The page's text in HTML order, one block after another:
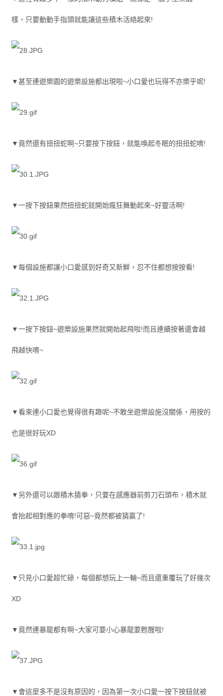
樣，只要動動手指頭就能讓這些積木活絡起來!
▼甚至連遊樂園的遊樂設施都出現啦~小口愛也玩得不亦樂乎呢!
▼竟然還有扭扭蛇啊~只要按下按鈕，就能喚起冬眠的扭扭蛇唷!
▼一按下按鈕果然扭扭蛇就開始瘋狂舞動起來~好靈活啊!
▼每個設施都讓小口愛感到好奇又新鮮，忍不住都想按按看!
▼一按下按鈕~遊樂設施果然就開始起飛啦!而且連續按著還會越
飛越快唷~
▼看來連小口愛也覺得很有趣呢~不敢坐遊樂設施沒關係，用按的
也是很好玩XD
▼另外還可以跟積木猜拳，只要在感應器前剪刀石頭布，積木就
會抬起相對應的拳唷!可惡~竟然都被猜贏了!
▼只見小口愛超忙碌，每個都想玩上一輪~而且還重覆玩了好幾次
XD
▼竟然連暴龍都有啊~大家可要小心暴龍要甦醒啦!
▼會這麼多不是沒有原因的，因為第一次小口愛一按下按鈕就被